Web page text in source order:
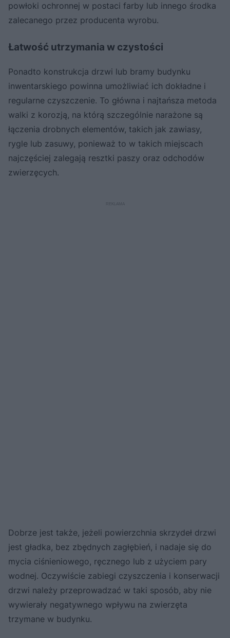
powłoki ochronnej w postaci farby lub innego środka
zalecanego przez producenta wyrobu.
Łatwość utrzymania w czystości
Ponadto konstrukcja drzwi lub bramy budynku
inwentarskiego powinna umożliwiać ich dokładne i
regularne czyszczenie. To główna i najtańsza metoda
walki z korozją, na którą szczególnie narażone są
łączenia drobnych elementów, takich jak zawiasy,
rygle lub zasuwy, ponieważ to w takich miejscach
najczęściej zalegają resztki paszy oraz odchodów
zwierzęcych.
Dobrze jest także, jeżeli powierzchnia skrzydeł drzwi
jest gładka, bez zbędnych zagłębień, i nadaje się do
mycia ciśnieniowego, ręcznego lub z użyciem pary
wodnej. Oczywiście zabiegi czyszczenia i konserwacji
drzwi należy przeprowadzać w taki sposób, aby nie
wywierały negatywnego wpływu na zwierzęta
trzymane w budynku.